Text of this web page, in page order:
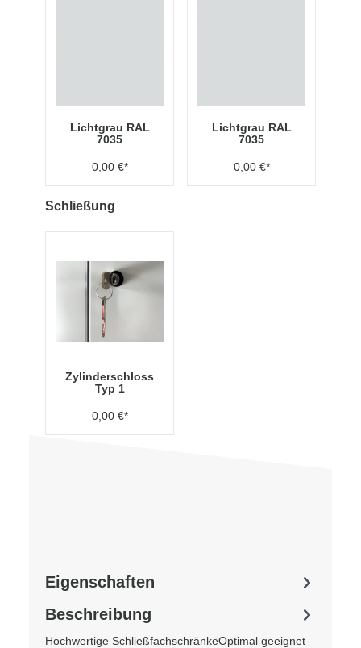
Lichtgrau RAL
7035
0,00 €*
Lichtgrau RAL
7035
0,00 €*
Schließung
Zylinderschloss
Typ 1
0,00 €*
Beschreibung
Hochwertige SchließfachschränkeOptimal geeignet
Eigenschaften